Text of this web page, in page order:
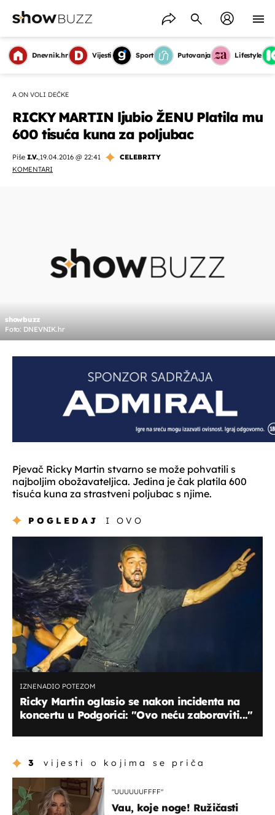
Dnevnik.hr Vijesti Sport Putovanja Lifestyle
A ON VOLI DEČKE
RICKY MARTIN ljubio ŽENU Platila mu
600 tisuća kuna za poljubac
Piše I.V.,19.04.2016 @ 22:41
CELEBRITY
KOMENTARI
showbuzz
Foto: DNEVNIK.hr
Pjevač Ricky Martin stvarno se može pohvatili s
najboljim obožavateljica. Jedina je čak platila 600
tisuća kuna za strastveni poljubac s njime.
POGLEDAJ I OVO
IZNENADIO POTEZOM
Ricky Martin oglasio se nakon incidenta na
koncertu u Podgorici: "Ovo neću zaboraviti..."
3 vijesti o kojima se priča
"UUUUUUFFFF"
Vau, koje noge! Ružičasti